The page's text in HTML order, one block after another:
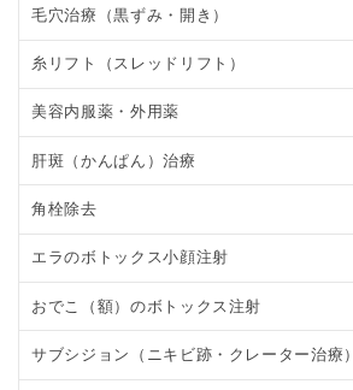
毛穴治療（黒ずみ・開き）
糸リフト（スレッドリフト）
美容内服薬・外用薬
肝斑（かんぱん）治療
角栓除去
エラのボトックス小顔注射
おでこ（額）のボトックス注射
サブシジョン（ニキビ跡・クレーター治療）